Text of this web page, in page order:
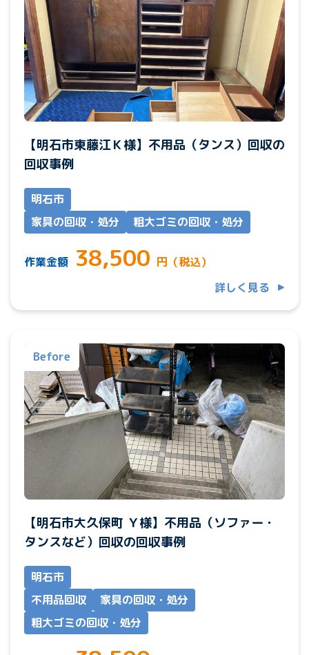
【明石市東藤江Ｋ様】不用品（タンス）回収の
回収事例
明石市
家具の回収・処分
粗大ゴミの回収・処分
作業金額 38,500 円（税込）
詳しく見る
Before
【明石市大久保町 Ｙ様】不用品（ソファー・
タンスなど）回収の回収事例
明石市
不用品回収
家具の回収・処分
粗大ゴミの回収・処分